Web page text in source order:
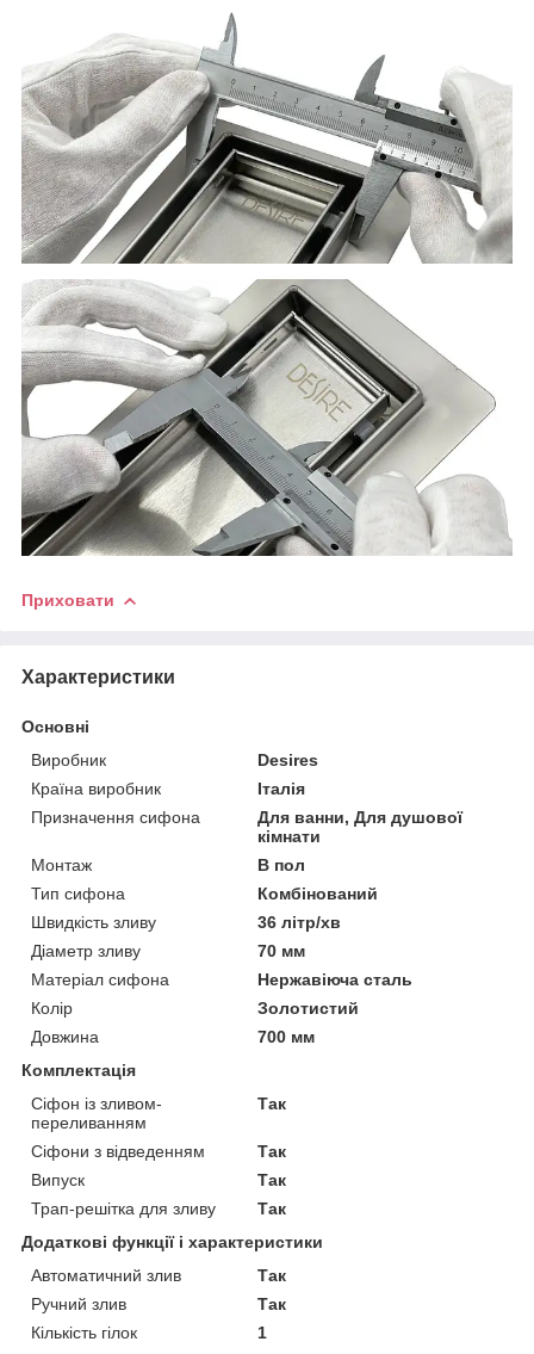
Приховати
Характеристики
Основні
Виробник
Desires
Країна виробник
Італія
Призначення сифона
Для ванни, Для душової
кімнати
Монтаж
В пол
Тип сифона
Комбінований
Швидкість зливу
36 літр/хв
Діаметр зливу
70 мм
Матеріал сифона
Нержавіюча сталь
Колір
Золотистий
Довжина
700 мм
Комплектація
Сіфон із зливом-
переливанням
Так
Сіфони з відведенням
Так
Випуск
Так
Трап-решітка для зливу
Так
Додаткові функції і характеристики
Автоматичний злив
Так
Ручний злив
Так
Кількість гілок
1